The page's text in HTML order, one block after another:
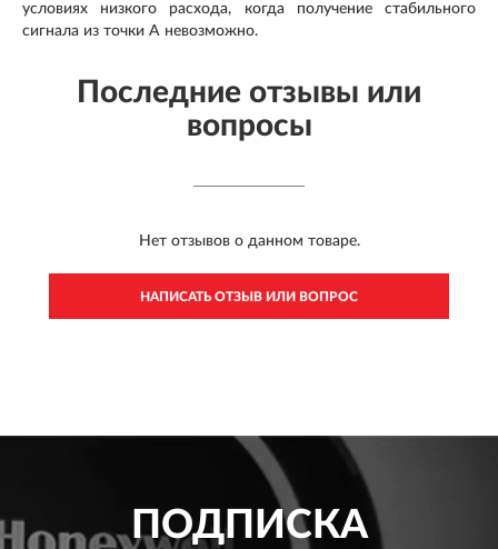
условиях низкого расхода, когда получение стабильного
сигнала из точки A невозможно.
Последние отзывы или
вопросы
Нет отзывов о данном товаре.
НАПИСАТЬ ОТЗЫВ ИЛИ ВОПРОС
ПОДПИСКА